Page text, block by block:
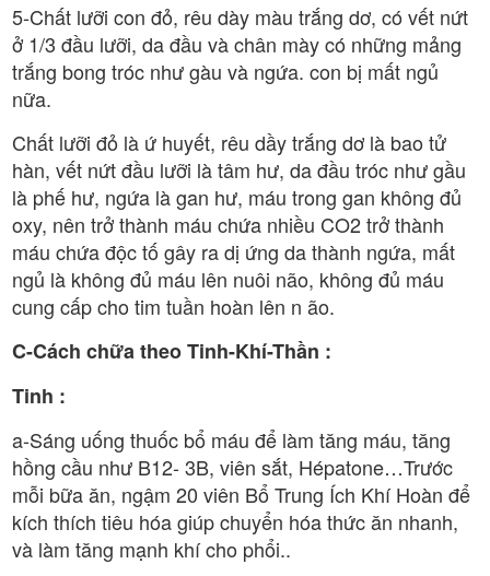
5-Chất lưỡi con đỏ, rêu dày màu trắng dơ, có vết nứt
ở 1/3 đầu lưỡi, da đầu và chân mày có những mảng
trắng bong tróc như gàu và ngứa. con bị mất ngủ
nữa.
Chất lưỡi đỏ là ứ huyết, rêu dầy trắng dơ là bao tử
hàn, vết nứt đầu lưỡi là tâm hư, da đầu tróc như gầu
là phế hư, ngứa là gan hư, máu trong gan không đủ
oxy, nên trở thành máu chứa nhiều CO2 trở thành
máu chứa độc tố gây ra dị ứng da thành ngứa, mất
ngủ là không đủ máu lên nuôi não, không đủ máu
cung cấp cho tim tuần hoàn lên n ão.
C-Cách chữa theo Tinh-Khí-Thần :
Tinh :
a-Sáng uống thuốc bổ máu để làm tăng máu, tăng
hồng cầu như B12- 3B, viên sắt, Hépatone…Trước
mỗi bữa ăn, ngậm 20 viên Bổ Trung Ích Khí Hoàn để
kích thích tiêu hóa giúp chuyển hóa thức ăn nhanh,
và làm tăng mạnh khí cho phổi..